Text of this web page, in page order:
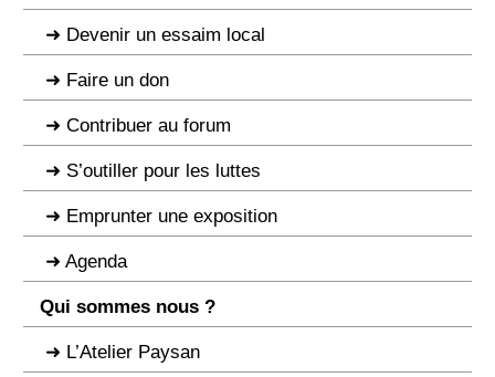
Devenir un essaim local
Faire un don
Contribuer au forum
S’outiller pour les luttes
Emprunter une exposition
Agenda
Qui sommes nous ?
L’Atelier Paysan